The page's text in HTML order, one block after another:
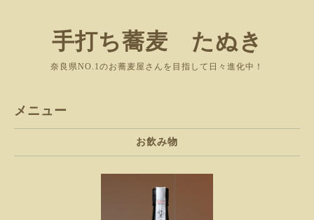
手打ち蕎麦 たぬき
奈良県NO.1のお蕎麦屋さんを目指して日々進化中！
メニュー
お飲み物